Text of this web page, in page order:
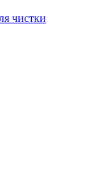
чистки